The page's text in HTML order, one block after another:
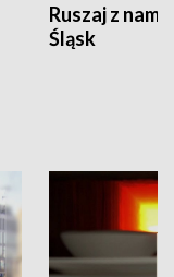
Ruszaj z
Śląsk